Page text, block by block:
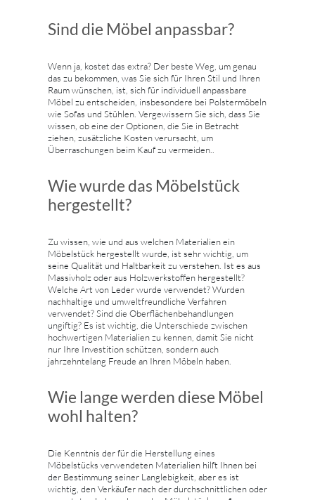
Sind die Möbel anpassbar?
Wenn ja, kostet das extra? Der beste Weg, um genau
das zu bekommen, was Sie sich für Ihren Stil und Ihren
Raum wünschen, ist, sich für individuell anpassbare
Möbel zu entscheiden, insbesondere bei Polstermöbeln
wie Sofas und Stühlen. Vergewissern Sie sich, dass Sie
wissen, ob eine der Optionen, die Sie in Betracht
ziehen, zusätzliche Kosten verursacht, um
Überraschungen beim Kauf zu vermeiden..
Wie wurde das Möbelstück
hergestellt?
Zu wissen, wie und aus welchen Materialien ein
Möbelstück hergestellt wurde, ist sehr wichtig, um
seine Qualität und Haltbarkeit zu verstehen. Ist es aus
Massivholz oder aus Holzwerkstoffen hergestellt?
Welche Art von Leder wurde verwendet? Wurden
nachhaltige und umweltfreundliche Verfahren
verwendet? Sind die Oberflächenbehandlungen
ungiftig? Es ist wichtig, die Unterschiede zwischen
hochwertigen Materialien zu kennen, damit Sie nicht
nur Ihre Investition schützen, sondern auch
jahrzehntelang Freude an Ihren Möbeln haben.
Wie lange werden diese Möbel
wohl halten?
Die Kenntnis der für die Herstellung eines
Möbelstücks verwendeten Materialien hilft Ihnen bei
der Bestimmung seiner Langlebigkeit, aber es ist
wichtig, den Verkäufer nach der durchschnittlichen oder